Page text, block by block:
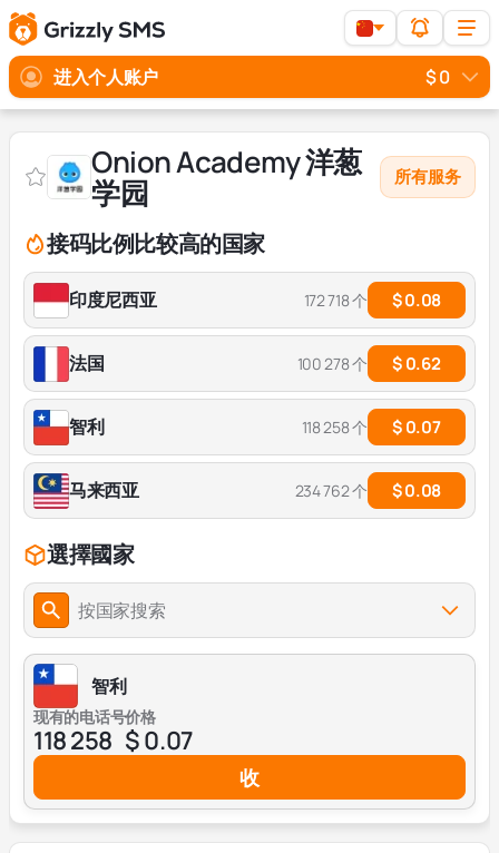
进入个人账户 $ 0
Onion Academy 洋葱
学园 所有服务
接码比例比较高的国家
印度尼西亚 172 718 个 $ 0.08
法国 100 278 个 $ 0.62
智利 118 258 个 $ 0.07
马来西亚 234 762 个 $ 0.08
選擇國家
按国家搜索
智利
现有的电话号
118 258
价格
$ 0.07
收